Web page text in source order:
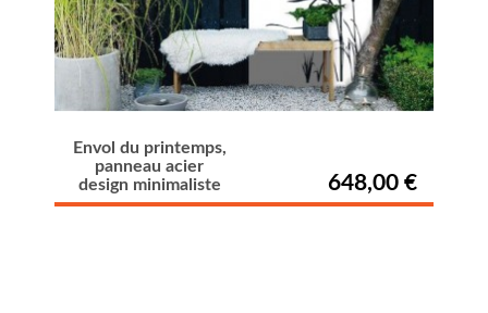
Envol du printemps,
panneau acier
design minimaliste
648,00 €